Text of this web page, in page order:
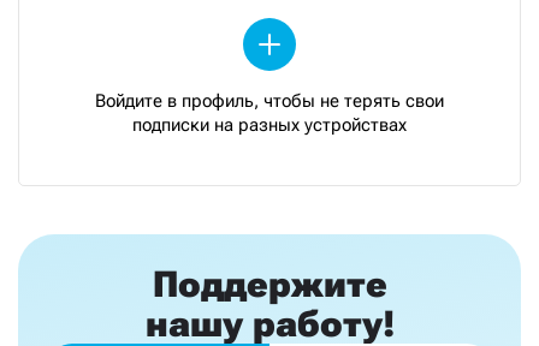
Войдите в профиль, чтобы не терять свои
подписки на разных устройствах
Поддержите
нашу работу!